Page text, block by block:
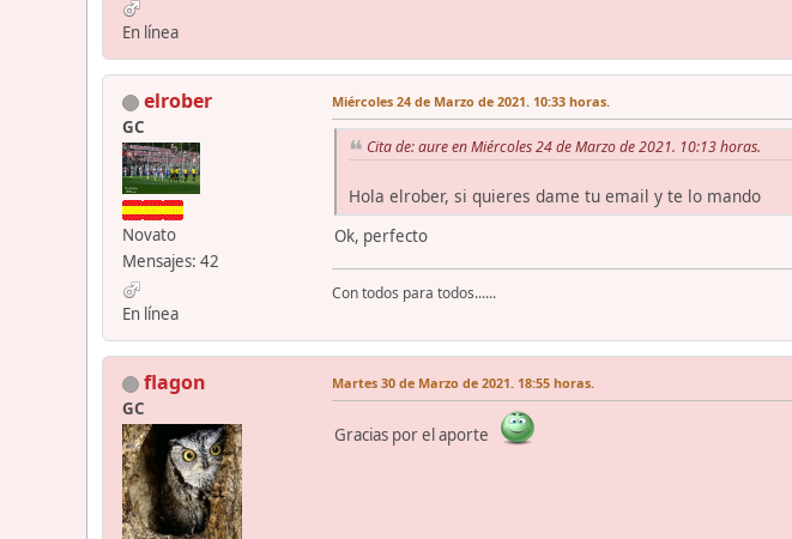
En línea
elrober
GC
Novato
Mensajes: 42
En línea
Miércoles 24 de Marzo de 2021. 10:33 horas.
Cita de: aure en Miércoles 24 de Marzo de 2021. 10:13 horas.
Hola elrober, si quieres dame tu email y te lo mando
Ok, perfecto
Con todos para todos......
flagon
GC
Martes 30 de Marzo de 2021. 18:55 horas.
Gracias por el aporte